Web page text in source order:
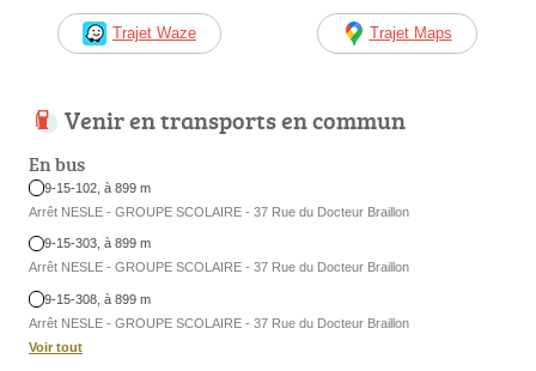
Trajet Waze Trajet Maps
Venir en transports en commun
En bus
9-15-102, à 899 m
Arrêt NESLE - GROUPE SCOLAIRE - 37 Rue du Docteur Braillon
9-15-303, à 899 m
Arrêt NESLE - GROUPE SCOLAIRE - 37 Rue du Docteur Braillon
9-15-308, à 899 m
Arrêt NESLE - GROUPE SCOLAIRE - 37 Rue du Docteur Braillon
Voir tout